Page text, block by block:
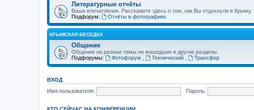
Литературные отчёты
Ваши впечатления. Расскажите здесь о том, как Вы отдохнули в
Подфорум:
Отчёты в фотографиях
КРЫМСКАЯ БЕСЕДКА
Общение
Общение на разные темы не вошедшие в другие разделы.
Подфорумы:
Фотофорум Технический Трансфер
ВХОД
Имя пользователя:
Пароль: